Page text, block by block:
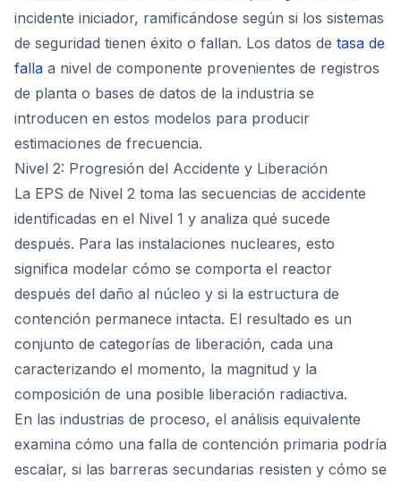
incidente iniciador, ramificándose según si los sistemas
de seguridad tienen éxito o fallan. Los datos de tasa de
falla a nivel de componente provenientes de registros
de planta o bases de datos de la industria se
introducen en estos modelos para producir
estimaciones de frecuencia.
Nivel 2: Progresión del Accidente y Liberación
La EPS de Nivel 2 toma las secuencias de accidente
identificadas en el Nivel 1 y analiza qué sucede
después. Para las instalaciones nucleares, esto
significa modelar cómo se comporta el reactor
después del daño al núcleo y si la estructura de
contención permanece intacta. El resultado es un
conjunto de categorías de liberación, cada una
caracterizando el momento, la magnitud y la
composición de una posible liberación radiactiva.
En las industrias de proceso, el análisis equivalente
examina cómo una falla de contención primaria podría
escalar, si las barreras secundarias resisten y cómo se